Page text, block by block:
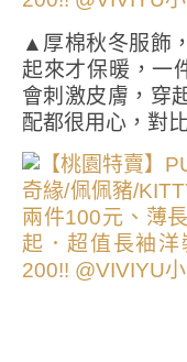
▲厚棉秋冬服飾
起來才保暖，一
會刺激皮膚，穿
配都很用心，對